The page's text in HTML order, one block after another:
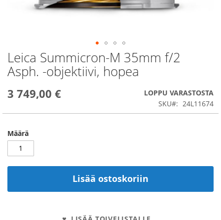
Leica Summicron-M 35mm f/2
Asph. -objektiivi, hopea
3 749,00 €
LOPPU VARASTOSTA
SKU
24L11674
Määrä
Lisää ostoskoriin
Skip
to
the
of